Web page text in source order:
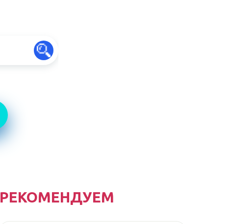
РЕКОМЕНДУЕМ